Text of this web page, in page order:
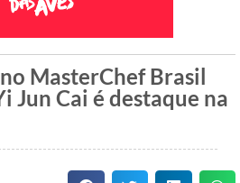
MasterChef Brasil
Jun Cai é destaque na